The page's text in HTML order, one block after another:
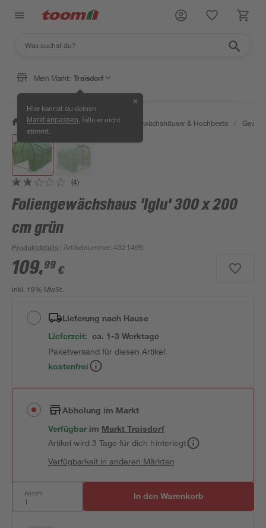
Mein Markt: Troisdorf
Hier kannst du deinen
Markt anpassen , falls er nicht
stimmt.
✕
/ Garten & Freizeit / Anzucht, Gewächshäuser & Hochbeete /
(4)
Foliengewächshaus 'Iglu' 300 x 200
cm grün
Produktdetails | Artikelnummer:4321496
109,99 €
inkl. 19% MwSt.
Lieferung nach Hause
Lieferzeit: ca. 1-3 Werktage
Paketversand für diesen Artikel
kostenfrei
Abholung im Markt
Verfügbar im MarktTroisdorf
Artikel wird 3 Tage für dich hinterlegt
Verfügbarkeit in anderen Märkten
Anzahl: In den Warenkorb